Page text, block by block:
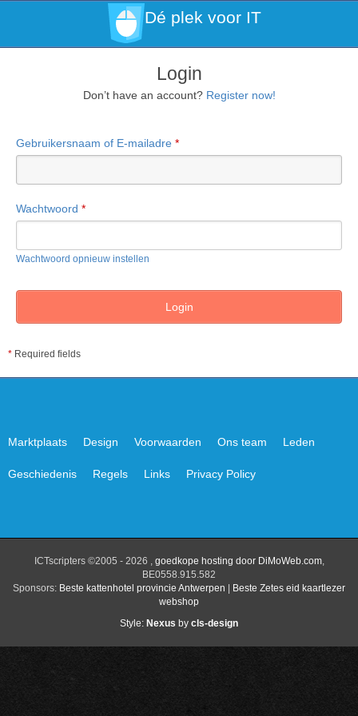
Dé plek voor IT
Login
Don’t have an account? Register now!
Gebruikersnaam of E-mailadre *
Wachtwoord *
Wachtwoord opnieuw instellen
* Required fields
Marktplaats Design Voorwaarden Ons team Leden
Geschiedenis Regels Links Privacy Policy
ICTscripters ©2005 - 2026 , goedkope hosting door DiMoWeb.com,
BE0558.915.582
Sponsors: Beste kattenhotel provincie Antwerpen
Beste Zetes eid kaartlezer
webshop
Style: Nexus by cls-design